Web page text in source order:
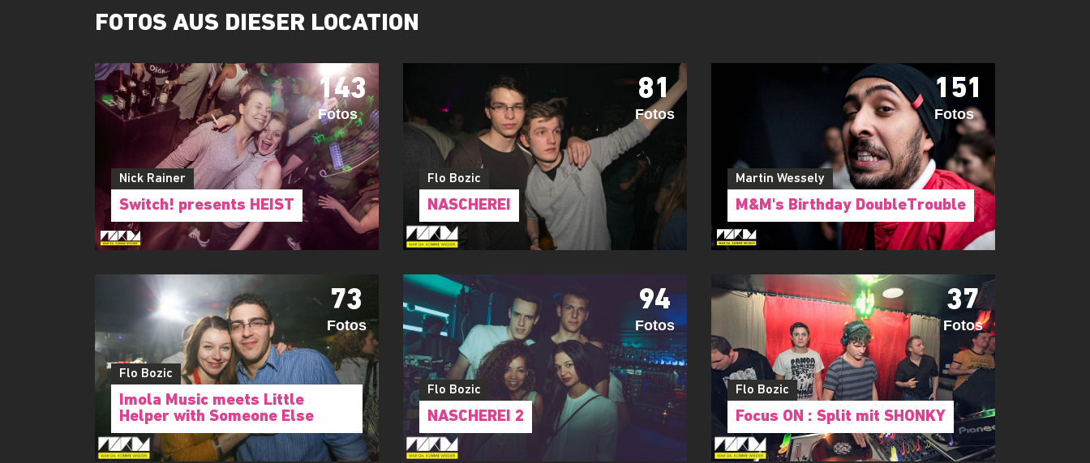
FOTOS AUS DIESER LOCATION
Nick Rainer
Switch! presents HEIST
143
Fotos
Flo Bozic
NASCHEREI
81
Fotos
Martin Wessely
M&M's Birthday DoubleTrouble
151
Fotos
Flo Bozic
Imola Music meets Little
Helper with Someone Else
73
Fotos
Flo Bozic
NASCHEREI 2
94
Fotos
Flo Bozic
Focus ON : Split mit SHONKY
37
Fotos